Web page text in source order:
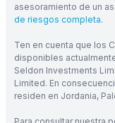
asesoramiento de un
de riesgos completa.
Ten en cuenta que los
disponibles
Seldon Investments
Limited. En
residen en Jordania,